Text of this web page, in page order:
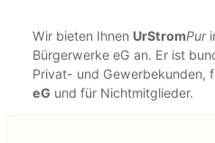
Wir bieten Ihnen UrStromPur
Bürgerwerke eG an. Er ist
Privat- und Gewerbekunden,
eG und für Nichtmitglieder.